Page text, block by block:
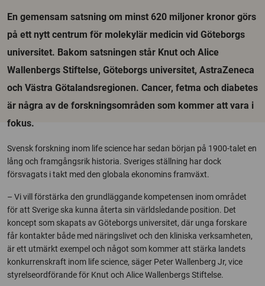
En gemensam satsning om minst 620 miljoner kronor görs
på ett nytt centrum för molekylär medicin vid Göteborgs
universitet. Bakom satsningen står Knut och Alice
Wallenbergs Stiftelse, Göteborgs universitet, AstraZeneca
och Västra Götalandsregionen. Cancer, fetma och diabetes
är några av de forskningsområden som kommer att vara i
fokus.
Svensk forskning inom life science har sedan början på 1900-talet en
lång och framgångsrik historia. Sveriges ställning har dock
försvagats i takt med den globala ekonomins framväxt.
– Vi vill förstärka den grundläggande kompetensen inom området
för att Sverige ska kunna återta sin världsledande position. Det
koncept som skapats av Göteborgs universitet, där unga forskare
får kontakter både med näringslivet och den kliniska verksamheten,
är ett utmärkt exempel och något som kommer att stärka landets
konkurrenskraft inom life science, säger Peter Wallenberg Jr, vice
styrelseordförande för Knut och Alice Wallenbergs Stiftelse.